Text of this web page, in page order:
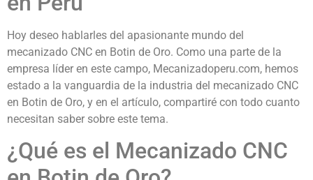
Hoy deseo hablarles del apasionante mundo del
mecanizado CNC en Botin de Oro. Como una parte de la
empresa líder en este campo, Mecanizadoperu.com, hemos
estado a la vanguardia de la industria del mecanizado CNC
en Botin de Oro, y en el artículo, compartiré con todo cuanto
necesitan saber sobre este tema.
¿Qué es el Mecanizado CNC